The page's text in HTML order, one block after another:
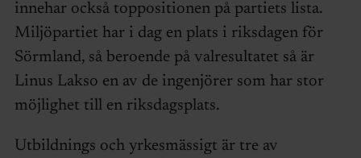
innehar också toppositionen på partiets lista.
Miljöpartiet har i dag en plats i riksdagen för
Sörmland, så beroende på valresultatet så är
Linus Lakso en av de ingenjörer som har stor
möjlighet till en riksdagsplats.
Utbildnings och yrkesmässigt är tre av